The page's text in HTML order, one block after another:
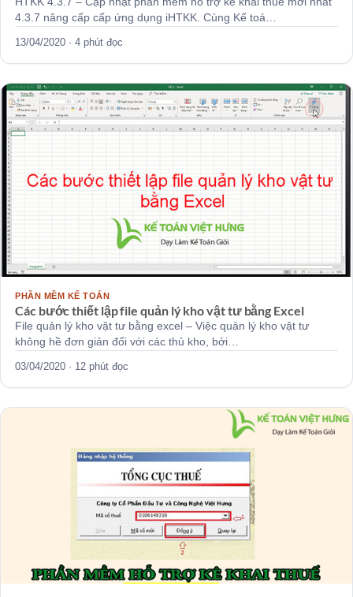
4.3.7 nâng cấp cấp ứng dụng iHTKK. Cùng Kế toá…
13/04/2020 · 4 phút đọc
PHẦN MỀM KẾ TOÁN
Các bước thiết lập file quản lý kho vật tư bằng Excel
File quản lý kho vật tư bằng excel – Việc quản lý kho vật tư
không hề đơn giản đối với các thủ kho, bởi…
03/04/2020 · 12 phút đọc